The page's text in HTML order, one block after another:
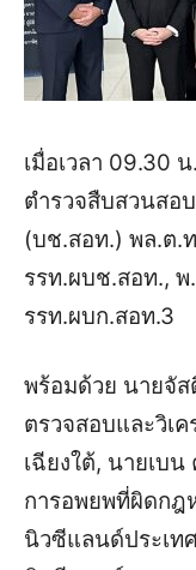
เมื่อเวลา 09.30
ตำรวจสืบสวนสอ
(บช.สอท.) พล.ต.
รรท.ผบช.สอท., พ
รรท.ผบก.สอท.3
พร้อมด้วย นายจัส
ตรวจสอบและวิเค
เฉียงใต้, นายเบ
การอพยพที่ผิดกฎ
นิวซีแลนด์ประเท